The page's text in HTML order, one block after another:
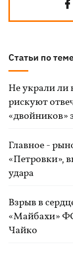
Статьи по
Не украли
рискуют
«двойников»
Главное -
«Петровки»,
удара
Взрыв в
«Майбахи»
Чайко